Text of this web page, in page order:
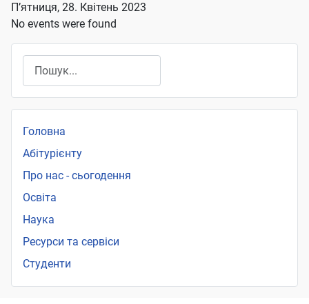
П’ятниця, 28. Квітень 2023
No events were found
Головна
Абітурієнту
Про нас - сьогодення
Освіта
Наука
Ресурси та сервіси
Студенти